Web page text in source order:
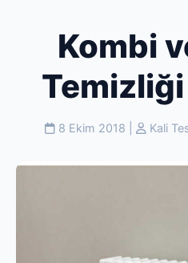
Kombi
Temizliği
8 Ekim 2018 Kali